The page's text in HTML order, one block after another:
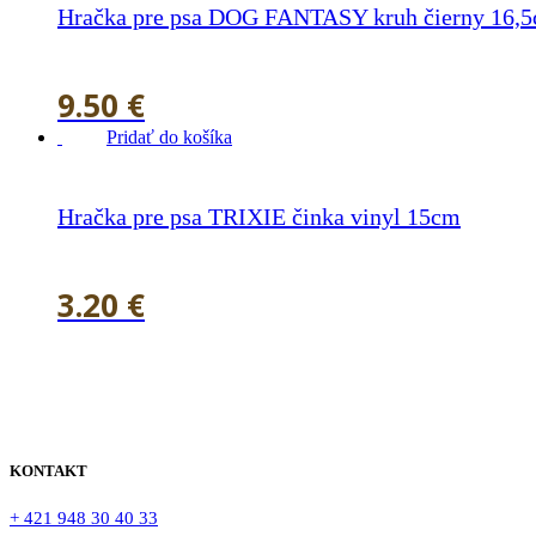
Hračka pre psa DOG FANTASY kruh čierny
9.50 €
Pridať do košíka
Hračka pre psa TRIXIE činka vinyl 15cm
3.20 €
KONTAKT
+ 421 948 30 40 33